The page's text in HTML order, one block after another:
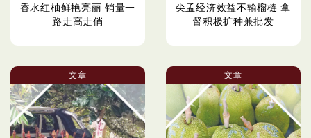
香水红柚鲜艳亮丽 销量一
路走高走俏
尖孟经济效益不输榴梿 拿
督积极扩种兼批发
文章 文章